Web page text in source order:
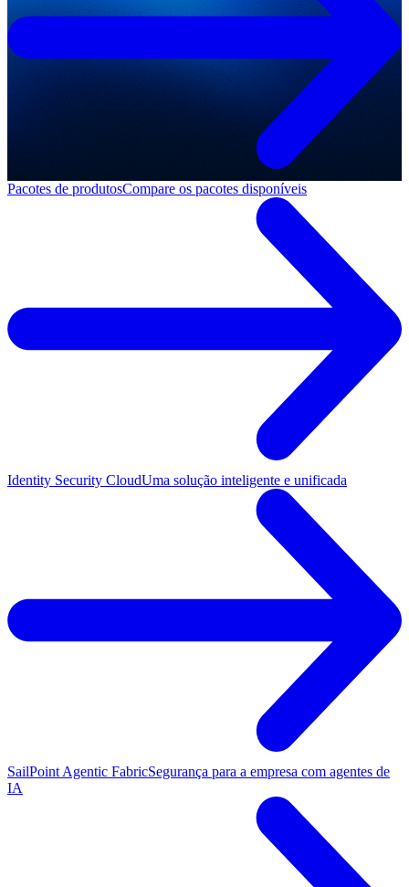
Pacotes de produtosCompare os pacotes disponíveis
Identity Security CloudUma solução inteligente e unificada
SailPoint Agentic FabricSegurança para a empresa com agentes de
IA